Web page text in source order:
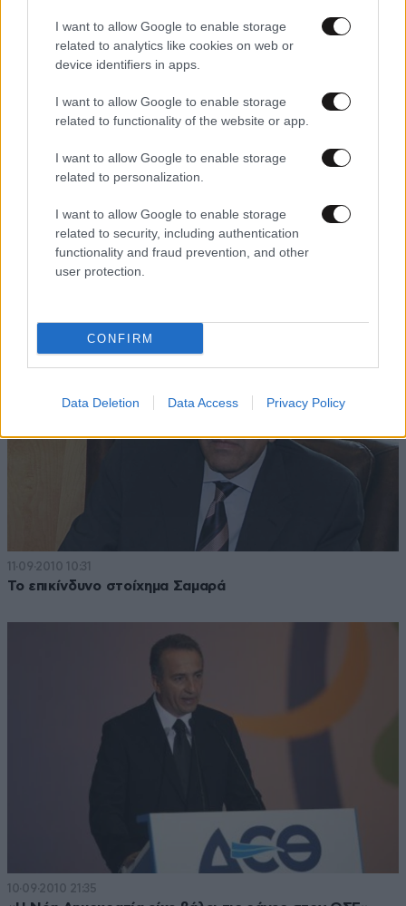
I want to allow Google to enable storage
related to analytics like cookies on web or
device identifiers in apps.
I want to allow Google to enable storage
related to functionality of the website or app.
I want to allow Google to enable storage
related to personalization.
I want to allow Google to enable storage
related to security, including authentication
functionality and fraud prevention, and other
user protection.
CONFIRM
Data Deletion Data Access Privacy Policy
Νάρκη Ψωμιάδη στον δρόμο Σαμαρά
11·09·2010 10:31
Το επικίνδυνο στοίχημα Σαμαρά
10·09·2010 21:35